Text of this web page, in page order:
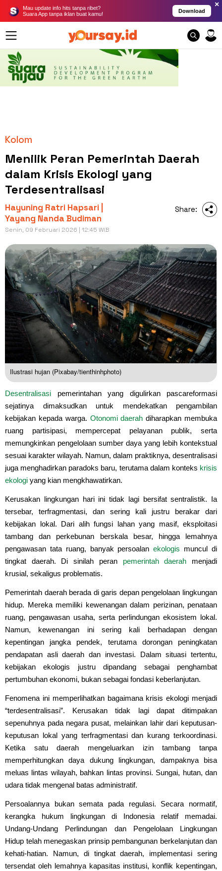
Mau update info hits tanpa ribet?
Suara App tanpa iklan buat kamu!
Download
×
Kolom
Menilik Peran Pemerintah Daerah
dalam Krisis Ekologi yang
Terdesentralisasi
Hayuning Ratri Hapsari |
Yayang Nanda Budiman
Senin, 09 Februari 2026 | 12:45 WIB
Share:
Ilustrasi hujan (Pixabay/tienthinhphoto)
Desentralisasi pemerintahan yang digulirkan pascareformasi
sejatinya dimaksudkan untuk mendekatkan pengambilan
kebijakan kepada warga. Otonomi daerah diharapkan membuka
ruang partisipasi, mempercepat pelayanan publik, serta
memungkinkan pengelolaan sumber daya yang lebih kontekstual
sesuai karakter wilayah. Namun, dalam praktiknya, desentralisasi
juga menghadirkan paradoks baru, terutama dalam konteks krisis
ekologi yang kian mengkhawatirkan.
Kerusakan lingkungan hari ini tidak lagi bersifat sentralistik. Ia
tersebar, terfragmentasi, dan sering kali justru berakar dari
kebijakan lokal. Dari alih fungsi lahan yang masif, eksploitasi
tambang dan perkebunan berskala besar, hingga lemahnya
pengawasan tata ruang, banyak persoalanekologis muncul di
tingkat daerah. Di sinilah peran pemerintah daerah menjadi
krusial, sekaligus problematis.
Pemerintah daerah berada di garis depan pengelolaan lingkungan
hidup. Mereka memiliki kewenangan dalam perizinan, penataan
ruang, pengawasan usaha, serta perlindungan ekosistem lokal.
Namun, kewenangan ini sering kali berhadapan dengan
kepentingan jangka pendek, terutama dorongan peningkatan
pendapatan asli daerah dan investasi. Dalam situasi tertentu,
kebijakan ekologis justru dipandang sebagai penghambat
pertumbuhan ekonomi, bukan sebagai fondasi keberlanjutan.
Fenomena ini memperlihatkan bagaimana krisis ekologi menjadi
“terdesentralisasi”. Kerusakan tidak lagi dapat ditimpakan
sepenuhnya pada negara pusat, melainkan lahir dari keputusan-
keputusan lokal yang terfragmentasi dan kurang terkoordinasi.
Ketika satu daerah mengeluarkan izin tambang tanpa
memperhitungkan daya dukung lingkungan, dampaknya bisa
meluas lintas wilayah, bahkan lintas provinsi. Sungai, hutan, dan
udara tidak mengenal batas administratif.
Persoalannya bukan semata pada regulasi. Secara normatif,
kerangka hukum lingkungan di Indonesia relatif memadai.
Undang-Undang Perlindungan dan Pengelolaan Lingkungan
Hidup telah menegaskan prinsip pembangunan berkelanjutan dan
kehati-hatian. Namun, di tingkat daerah, implementasi sering
tersendat oleh lemahnya kapasitas institusi, konflik kepentingan,